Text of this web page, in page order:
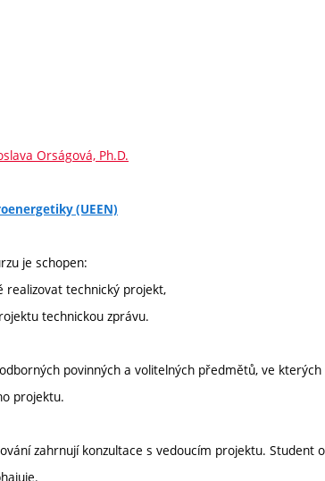
Orságová, Ph.D.
(UEEN)
je schopen:
realizovat technický projekt,
technickou zprávu.
povinných a volitelných předmětů, ve
projektu.
zahrnují konzultace s vedoucím projektu.